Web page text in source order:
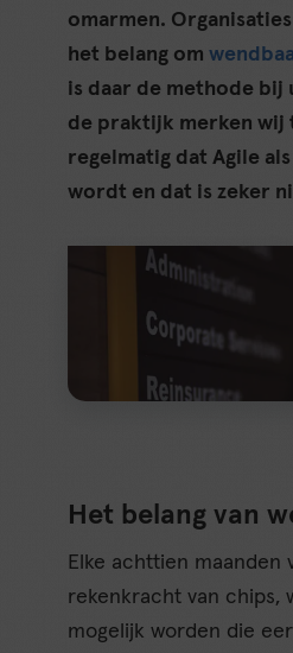
omarmen.
het belang om
is daar de methode bij
de praktijk merken wij
regelmatig dat Agile als
wordt en dat is zeker
Het belang van
Elke achttien maanden
rekenkracht van chips,
mogelijk worden die